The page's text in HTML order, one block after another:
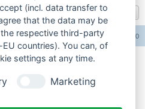
Gehe zu
Alle Zeiten sind UTC+02:00
Cookies löschen
(incl. data transfer to
that the data may be
respective third-party
countries). You can, of
settings at any time.
Marketing